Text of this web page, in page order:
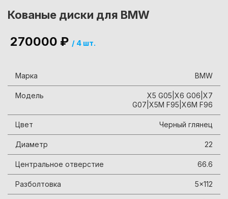
Кованые диски для BMW
270000 ₽ / 4 шт.
Марка BMW
Модель
X5 G05|X6 G06|X7
G07|X5M F95|X6M F96
Цвет Черный глянец
Диаметр 22
Центральное отверстие 66.6
Разболтовка 5x112